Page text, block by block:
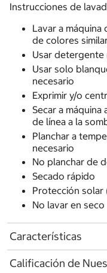
Instrucciones de
Lavar a máquina
de colores
Usar detergente
Usar solo
necesario
Exprimir y/o
Secar a máquina
de línea a la
Planchar a
necesario
No planchar de
Secado rápido
Protección solar
No lavar en seco
Características
Calificación de